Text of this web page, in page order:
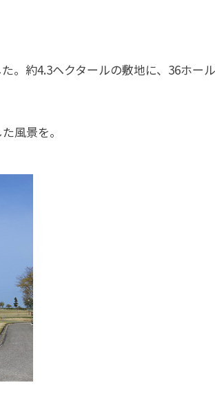
。約4.3ヘクタールの敷地に、36ホー
風景を。